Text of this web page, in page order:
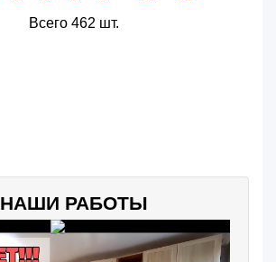
Всего 462 шт.
НАШИ РАБОТЫ